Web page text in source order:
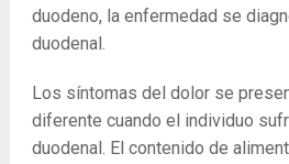
duodeno, la enfermedad se
duodenal.
Los síntomas del dolor se
diferente cuando el individuo
duodenal. El contenido de